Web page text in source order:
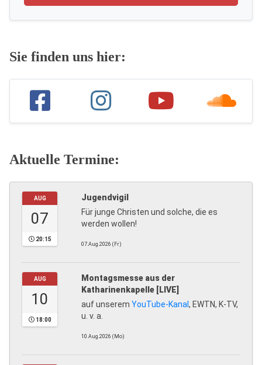
Sie finden uns hier:
Aktuelle Termine:
AUG
07
20:15
Jugendvigil
Für junge Christen und solche, die es
werden wollen!
07.Aug.2026 (Fr)
AUG
10
18:00
Montagsmesse aus der
Katharinenkapelle [LIVE]
auf unserem YouTube-Kanal, EWTN, K-TV,
u. v. a.
10.Aug.2026 (Mo)